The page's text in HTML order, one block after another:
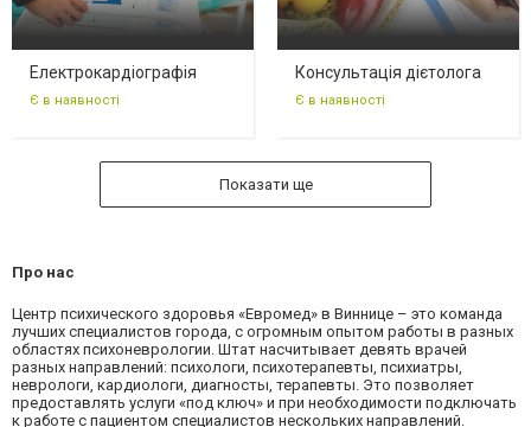
Електрокардіографія
Є в наявності
Консультація дієтолога
Є в наявності
Показати ще
Про нас
Центр психического здоровья «Евромед» в Виннице – это команда
лучших специалистов города, с огромным опытом работы в разных
областях психоневрологии. Штат насчитывает девять врачей
разных направлений: психологи, психотерапевты, психиатры,
неврологи, кардиологи, диагносты, терапевты. Это позволяет
предоставлять услуги «под ключ» и при необходимости подключать
к работе с пациентом специалистов нескольких направлений.